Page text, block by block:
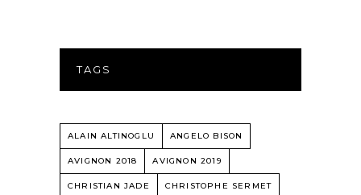
TAGS
ALAIN ALTINOGLU ANGELO BISON
AVIGNON 2018 AVIGNON 2019
CHRISTIAN JADE CHRISTOPHE SERMET